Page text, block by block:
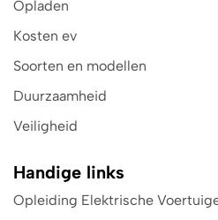
Opladen
Kosten ev
Soorten en modellen
Duurzaamheid
Veiligheid
Handige links
Opleiding Elektrische